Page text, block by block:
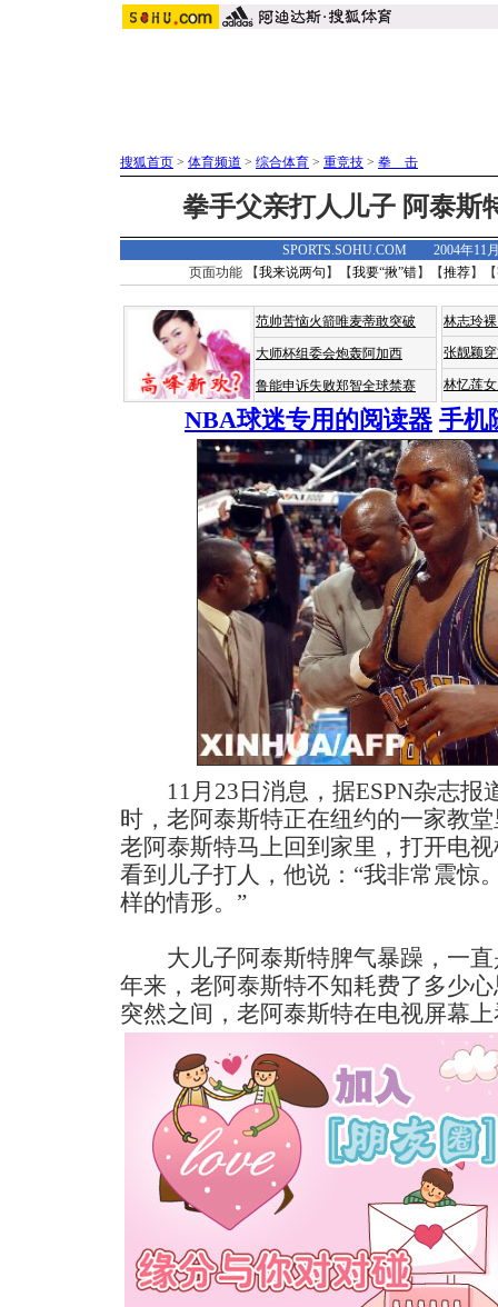
搜狐首页 > 体育频道 > 综合体育 > 重竞技 > 拳 击
拳手父亲打人儿子 阿泰斯
SPORTS.SOHU.COM 2004年11
页面功能 【我来说两句 】【我要“揪”错】【推荐】
范帅苦恼火箭唯麦蒂敢突破
大师杯组委会炮轰阿加西
鲁能申诉失败郑智全球禁赛
林志玲
张靓颖
林忆莲
NBA球迷专用的阅读器 手机
11月23日消息，据ESPN杂志报
时，老阿泰斯特正在纽约的一家教
老阿泰斯特马上回到家里，打开电
看到儿子打人，他说：“我非常震惊
样的情形。”
大儿子阿泰斯特脾气暴躁，一直
年来，老阿泰斯特不知耗费了多少
突然之间，老阿泰斯特在电视屏幕